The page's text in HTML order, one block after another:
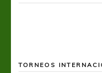
TORNEOS